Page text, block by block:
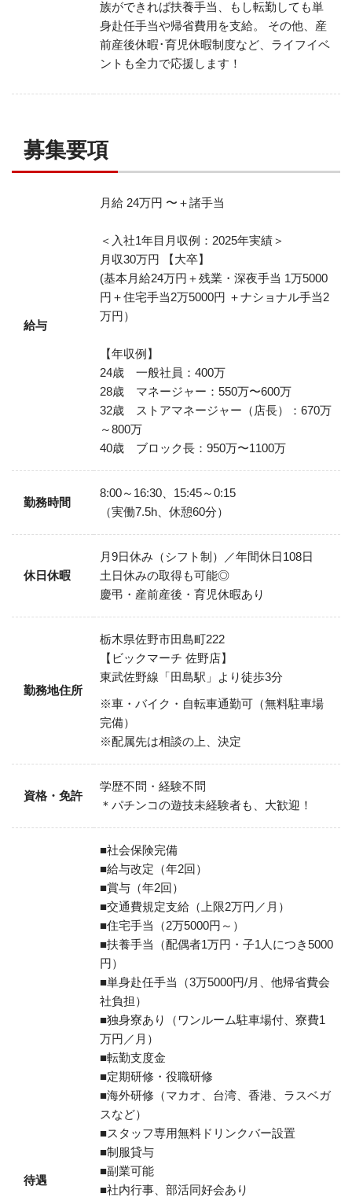
族ができれば扶養手当、もし転勤しても単
身赴任手当や帰省費用を支給。
その他、産
前産後休暇･育児休暇制度など、ライフイベ
ントも全力で応援します！
募集要項
給与
月給 24万円 〜＋諸手当
＜入社1年目月収例：2025年実績＞
月収30万円 【大卒】
(基本月給24万円＋残業・深夜手当 1万5000
円＋住宅手当2万5000円 ＋ナショナル手当2
万円）
【年収例】
24歳 一般社員：400万
28歳 マネージャー：550万〜600万
32歳 ストアマネージャー（店長）：670万
～800万
40歳 ブロック長：950万〜1100万
勤務時間
8:00～16:30、15:45～0:15
（実働7.5h、休憩60分）
休日休暇
月9日休み（シフト制）／年間休日108日
土日休みの取得も可能◎
慶弔・産前産後・育児休暇あり
勤務地住所
栃木県佐野市田島町222
【ビックマーチ 佐野店】
東武佐野線「田島駅」より徒歩3分
※車・バイク・自転車通勤可（無料駐車場
完備）
※配属先は相談の上、決定
資格・免許
学歴不問・経験不問
＊パチンコの遊技未経験者も、大歓迎！
待遇
■社会保険完備
■給与改定（年2回）
■賞与（年2回）
■交通費規定支給（上限2万円／月）
■住宅手当（2万5000円～）
■扶養手当（配偶者1万円・子1人につき5000
円）
■単身赴任手当（3万5000円/月、他帰省費会
社負担）
■独身寮あり（ワンルーム駐車場付、寮費1
万円／月）
■転勤支度金
■定期研修・役職研修
■海外研修（マカオ、台湾、香港、ラスベガ
スなど）
■スタッフ専用無料ドリンクバー設置
■制服貸与
■副業可能
■社内行事、部活同好会あり